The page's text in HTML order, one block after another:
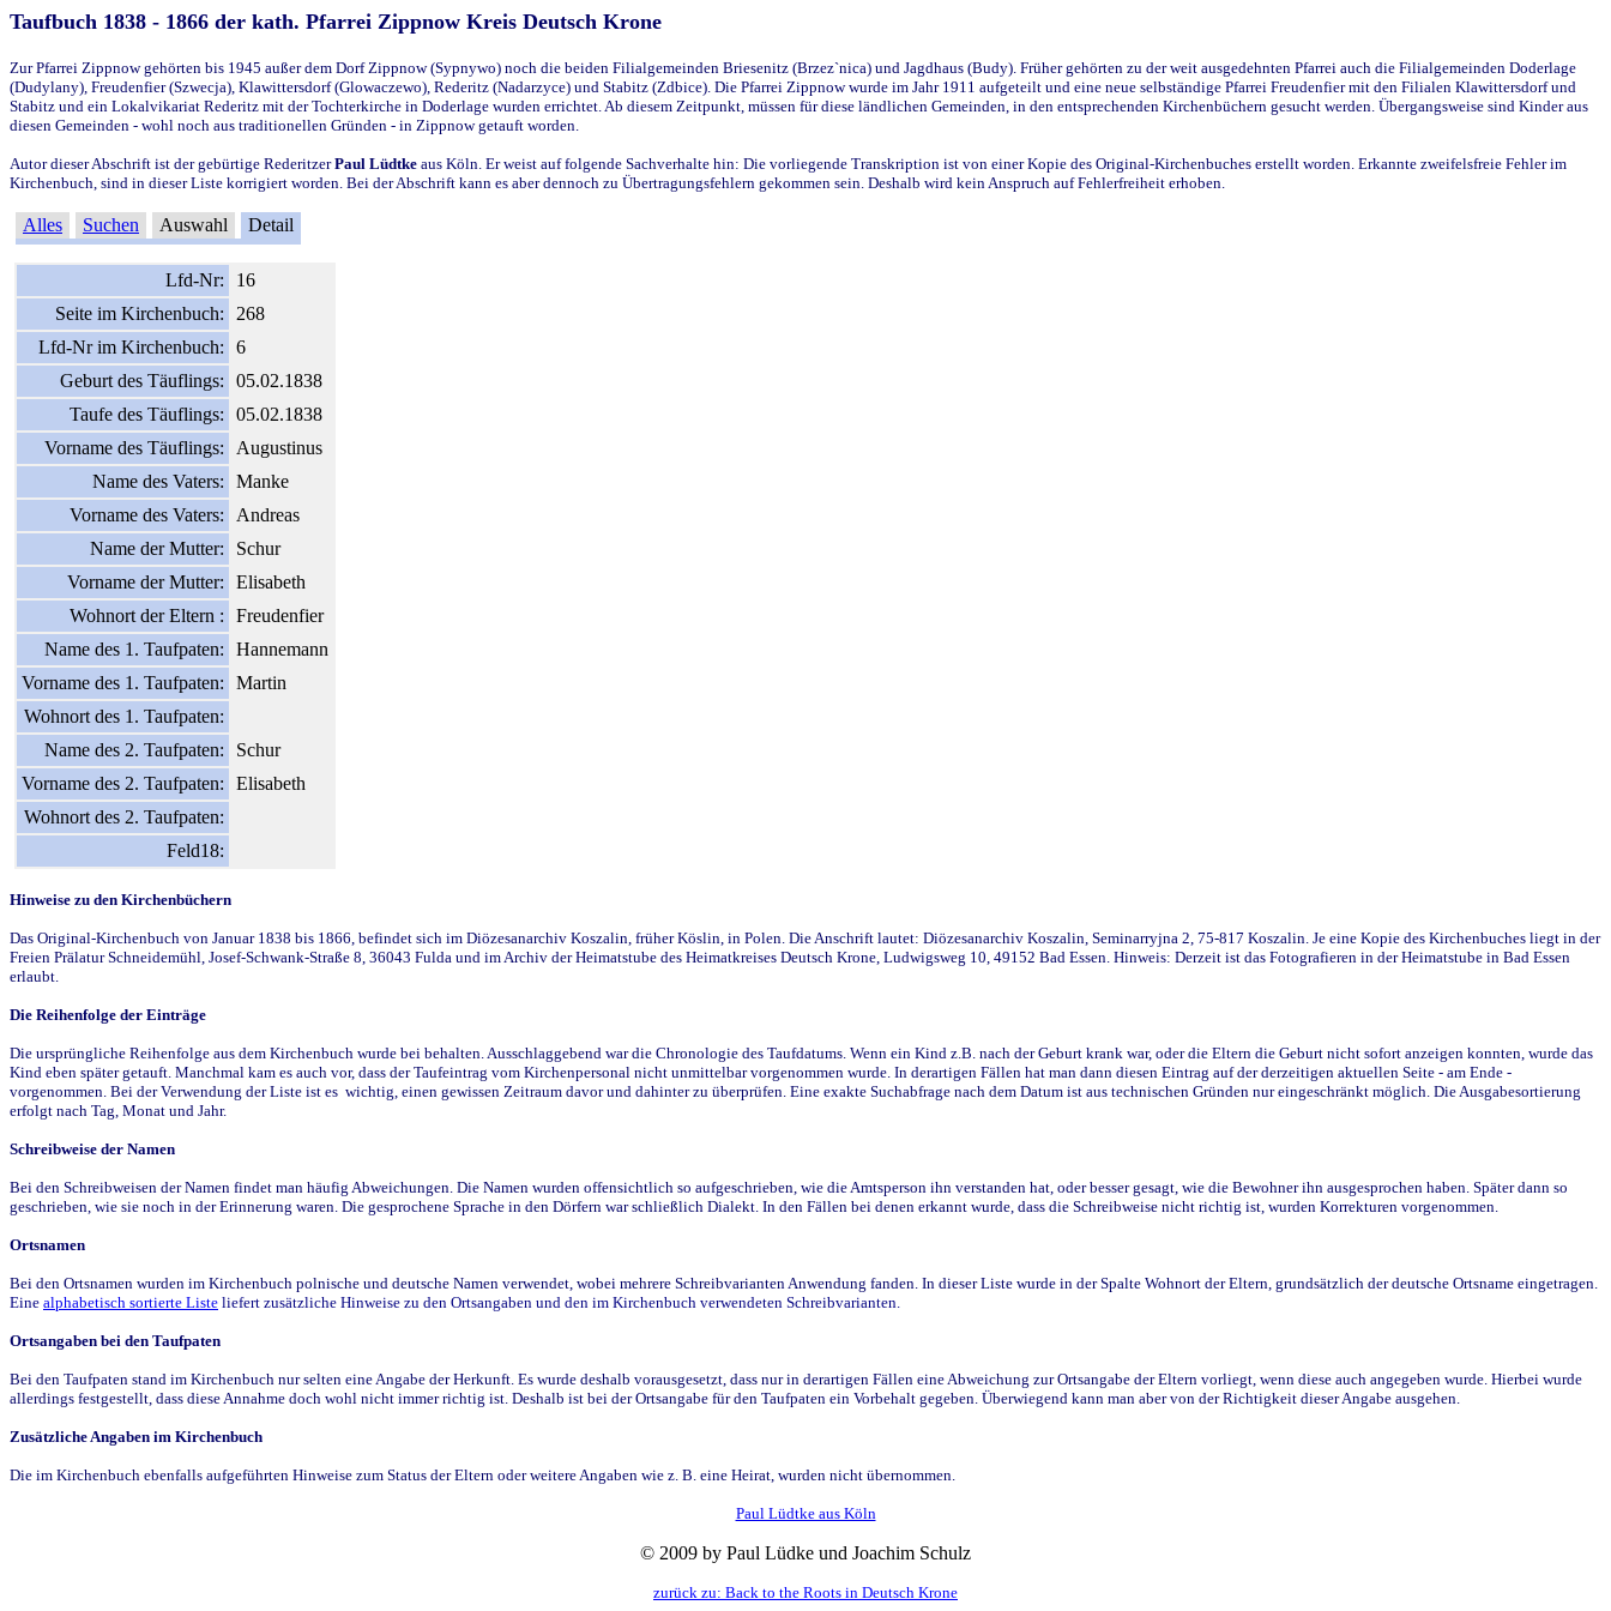
Taufbuch 1838 - 1866 der kath. Pfarrei Zippnow Kreis Deutsch Krone
Zur Pfarrei Zippnow gehörten bis 1945 außer dem Dorf Zippnow (Sypnywo) noch die beiden Filialgemeinden Briesenitz (Brzez`nica) und Jagdhaus (Budy). Früher gehörten zu der weit ausgedehnten Pfarrei auch die Filialgemeinden Doderlage
(Dudylany), Freudenfier (Szwecja), Klawittersdorf (Glowaczewo), Rederitz (Nadarzyce) und Stabitz (Zdbice). Die Pfarrei Zippnow wurde im Jahr 1911 aufgeteilt und eine neue selbständige Pfarrei Freudenfier mit den Filialen Klawittersdorf und
Stabitz und ein Lokalvikariat Rederitz mit der Tochterkirche in Doderlage wurden errichtet. Ab diesem Zeitpunkt, müssen für diese ländlichen Gemeinden, in den entsprechenden Kirchenbüchern gesucht werden. Übergangsweise sind Kinder aus
diesen Gemeinden - wohl noch aus traditionellen Gründen - in Zippnow getauft worden.
Autor dieser Abschrift ist der gebürtige RederitzerPaul Lüdtke aus Köln. Er weist auf folgende Sachverhalte hin: Die vorliegende Transkription ist von einer Kopie des Original-Kirchenbuches erstellt worden. Erkannte zweifelsfreie Fehler im
Kirchenbuch, sind in dieser Liste korrigiert worden. Bei der Abschrift kann es aber dennoch zu Übertragungsfehlern gekommen sein. Deshalb wird kein Anspruch auf Fehlerfreiheit erhoben.
Alles Suchen Auswahl Detail
Lfd-Nr:
16
Seite im Kirchenbuch:
268
Lfd-Nr im Kirchenbuch:
6
Geburt des Täuflings:
05.02.1838
Taufe des Täuflings:
05.02.1838
Vorname des Täuflings:
Augustinus
Name des Vaters:
Manke
Vorname des Vaters:
Andreas
Name der Mutter:
Schur
Vorname der Mutter:
Elisabeth
Wohnort der Eltern :
Freudenfier
Name des 1. Taufpaten:
Hannemann
Vorname des 1. Taufpaten:
Martin
Wohnort des 1. Taufpaten:
Name des 2. Taufpaten:
Schur
Vorname des 2. Taufpaten:
Elisabeth
Wohnort des 2. Taufpaten:
Feld18:
Hinweise zu den Kirchenbüchern
Das Original-Kirchenbuch von Januar 1838 bis 1866, befindet sich im Diözesanarchiv Koszalin, früher Köslin, in Polen. Die Anschrift lautet: Diözesanarchiv Koszalin, Seminarryjna 2, 75-817 Koszalin. Je eine Kopie des Kirchenbuches liegt in der
Freien Prälatur Schneidemühl, Josef-Schwank-Straße 8, 36043 Fulda und im Archiv der Heimatstube des Heimatkreises Deutsch Krone, Ludwigsweg 10, 49152 Bad Essen. Hinweis: Derzeit ist das Fotografieren in der Heimatstube in Bad Essen
erlaubt.
Die Reihenfolge der Einträge
Die ursprüngliche Reihenfolge aus dem Kirchenbuch wurde bei behalten. Ausschlaggebend war die Chronologie des Taufdatums. Wenn ein Kind z.B. nach der Geburt krank war, oder die Eltern die Geburt nicht sofort anzeigen konnten, wurde das
Kind eben später getauft. Manchmal kam es auch vor, dass der Taufeintrag vom Kirchenpersonal nicht unmittelbar vorgenommen wurde. In derartigen Fällen hat man dann diesen Eintrag auf der derzeitigen aktuellen Seite - am Ende -
vorgenommen. Bei der Verwendung der Liste ist es wichtig, einen gewissen Zeitraum davor und dahinter zu überprüfen. Eine exakte Suchabfrage nach dem Datum ist aus technischen Gründen nur eingeschränkt möglich. Die Ausgabesortierung
erfolgt nach Tag, Monat und Jahr.
Schreibweise der Namen
Bei den Schreibweisen der Namen findet man häufig Abweichungen. Die Namen wurden offensichtlich so aufgeschrieben, wie die Amtsperson ihn verstanden hat, oder besser gesagt, wie die Bewohner ihn ausgesprochen haben. Später dann so
geschrieben, wie sie noch in der Erinnerung waren. Die gesprochene Sprache in den Dörfern war schließlich Dialekt. In den Fällen bei denen erkannt wurde, dass die Schreibweise nicht richtig ist, wurden Korrekturen vorgenommen.
Ortsnamen
Bei den Ortsnamen wurden im Kirchenbuch polnische und deutsche Namen verwendet, wobei mehrere Schreibvarianten Anwendung fanden. In dieser Liste wurde in der Spalte Wohnort der Eltern, grundsätzlich der deutsche Ortsname eingetragen.
Eine alphabetisch sortierte Liste liefert zusätzliche Hinweise zu den Ortsangaben und den im Kirchenbuch verwendeten Schreibvarianten.
Ortsangaben bei den Taufpaten
Bei den Taufpaten stand im Kirchenbuch nur selten eine Angabe der Herkunft. Es wurde deshalb vorausgesetzt, dass nur in derartigen Fällen eine Abweichung zur Ortsangabe der Eltern vorliegt, wenn diese auch angegeben wurde. Hierbei wurde
allerdings festgestellt, dass diese Annahme doch wohl nicht immer richtig ist. Deshalb ist bei der Ortsangabe für den Taufpaten ein Vorbehalt gegeben. Überwiegend kann man aber von der Richtigkeit dieser Angabe ausgehen.
Zusätzliche Angaben im Kirchenbuch
Die im Kirchenbuch ebenfalls aufgeführten Hinweise zum Status der Eltern oder weitere Angaben wie z. B. eine Heirat, wurden nicht übernommen.
Paul Lüdtke aus Köln
© 2009 by Paul Lüdke und Joachim Schulz
zurück zu: Back to the Roots in Deutsch Krone